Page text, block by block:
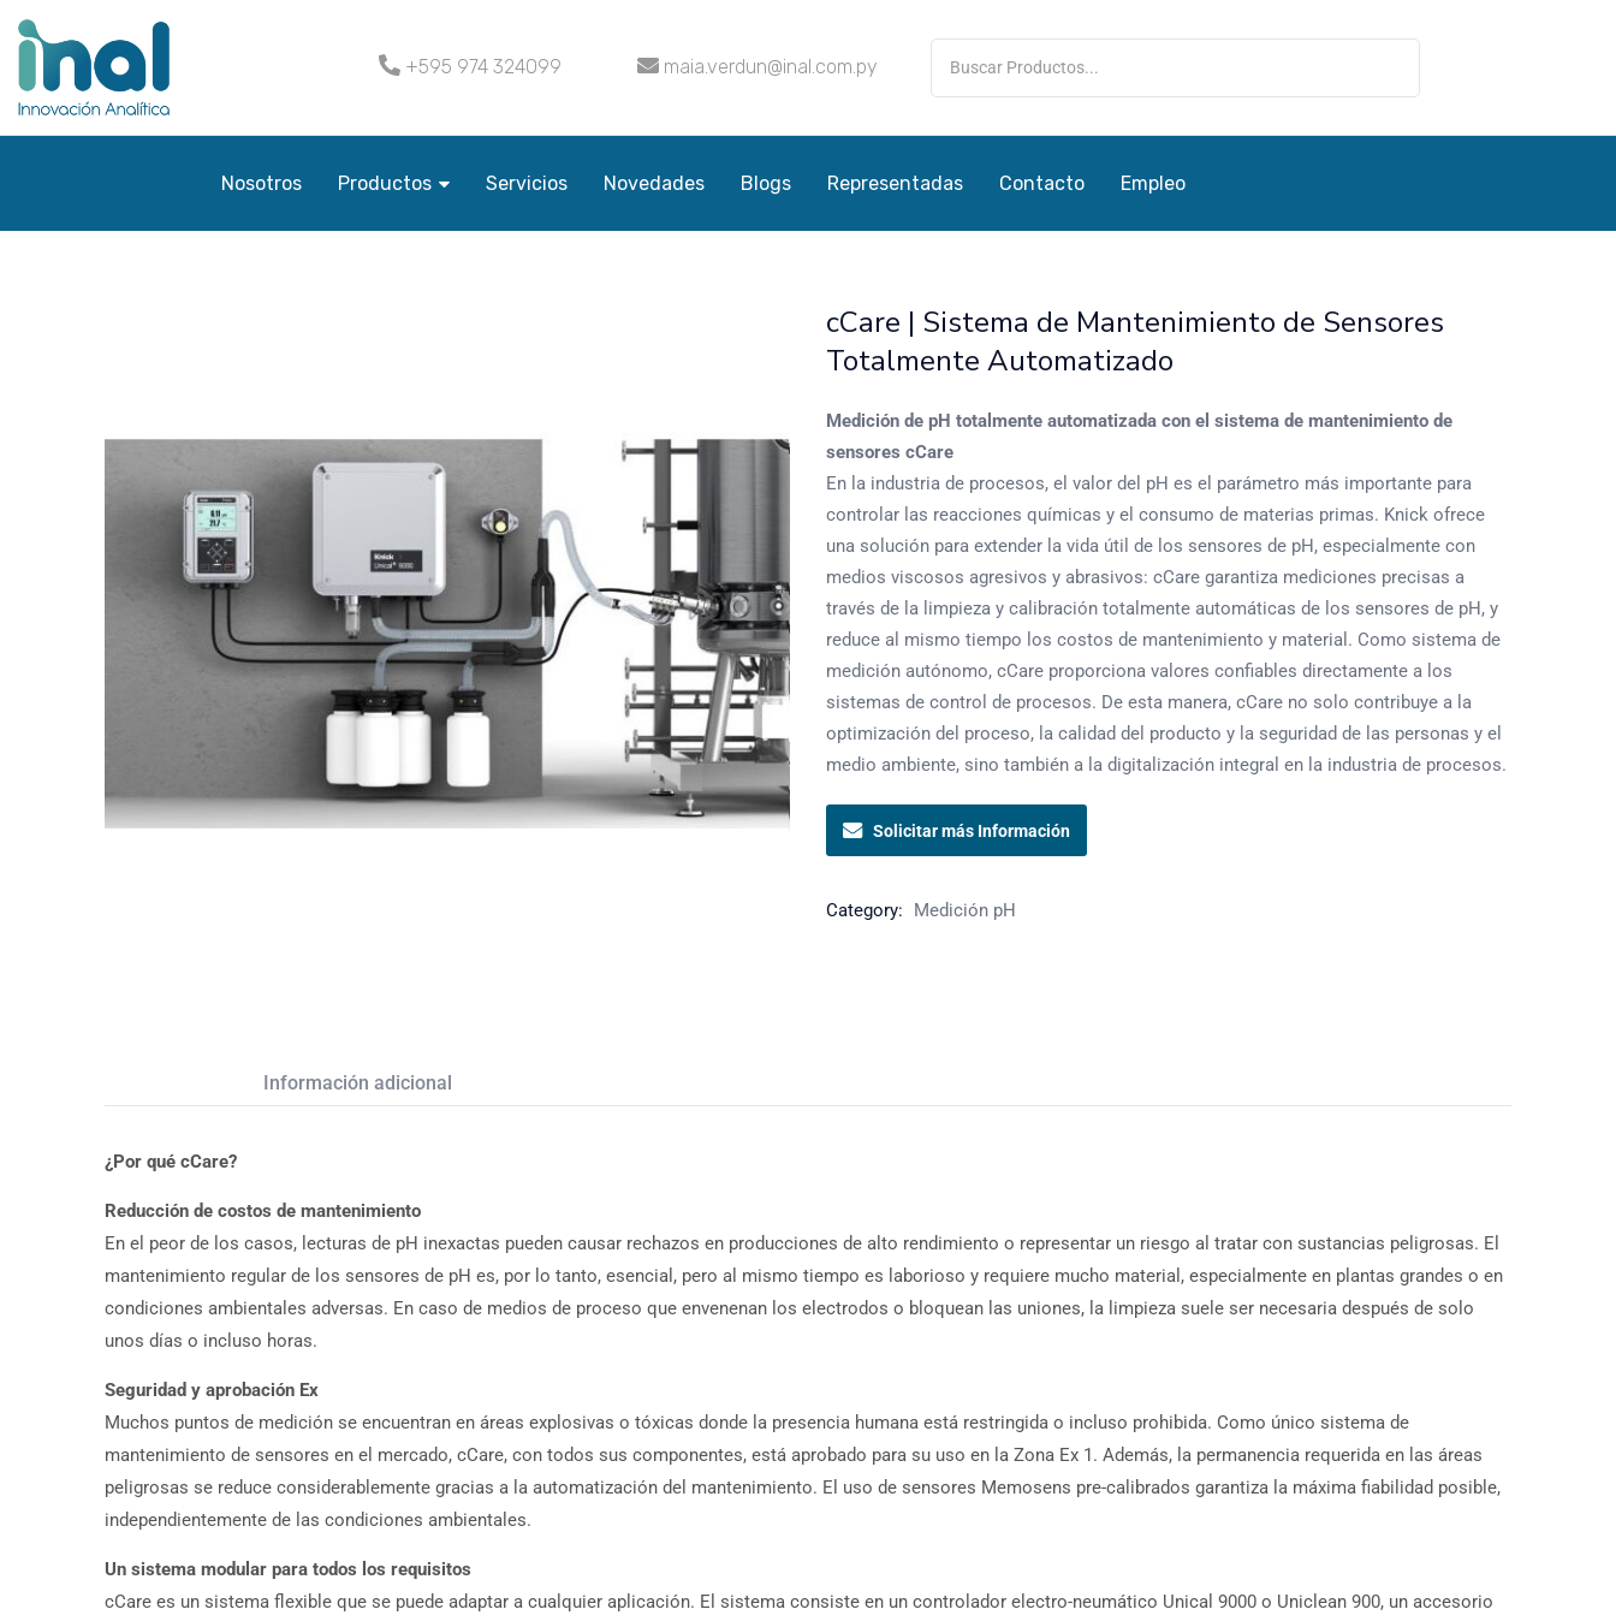
+595 974 324099 maia.verdun@inal.com.py
Nosotros Productos Servicios Novedades Blogs Representadas Contacto Empleo
cCare | Sistema de Mantenimiento de Sensores
Totalmente Automatizado
Medición de pH totalmente automatizada con el sistema de mantenimiento de
sensores cCare
En la industria de procesos, el valor del pH es el parámetro más importante para
controlar las reacciones químicas y el consumo de materias primas. Knick ofrece
una solución para extender la vida útil de los sensores de pH, especialmente con
medios viscosos agresivos y abrasivos: cCare garantiza mediciones precisas a
través de la limpieza y calibración totalmente automáticas de los sensores de pH, y
reduce al mismo tiempo los costos de mantenimiento y material. Como sistema de
medición autónomo, cCare proporciona valores confiables directamente a los
sistemas de control de procesos. De esta manera, cCare no solo contribuye a la
optimización del proceso, la calidad del producto y la seguridad de las personas y el
medio ambiente, sino también a la digitalización integral en la industria de procesos.
Solicitar más Información
Category: Medición pH
Información adicional
¿Por qué cCare?
Reducción de costos de mantenimiento
En el peor de los casos, lecturas de pH inexactas pueden causar rechazos en producciones de alto rendimiento o representar un riesgo al tratar con sustancias peligrosas. El
mantenimiento regular de los sensores de pH es, por lo tanto, esencial, pero al mismo tiempo es laborioso y requiere mucho material, especialmente en plantas grandes o en
condiciones ambientales adversas. En caso de medios de proceso que envenenan los electrodos o bloquean las uniones, la limpieza suele ser necesaria después de solo
unos días o incluso horas.
Seguridad y aprobación Ex
Muchos puntos de medición se encuentran en áreas explosivas o tóxicas donde la presencia humana está restringida o incluso prohibida. Como único sistema de
mantenimiento de sensores en el mercado, cCare, con todos sus componentes, está aprobado para su uso en la Zona Ex 1. Además, la permanencia requerida en las áreas
peligrosas se reduce considerablemente gracias a la automatización del mantenimiento. El uso de sensores Memosens pre-calibrados garantiza la máxima fiabilidad posible,
independientemente de las condiciones ambientales.
Un sistema modular para todos los requisitos
cCare es un sistema flexible que se puede adaptar a cualquier aplicación. El sistema consiste en un controlador electro-neumático Unical 9000 o Uniclean 900, un accesorio